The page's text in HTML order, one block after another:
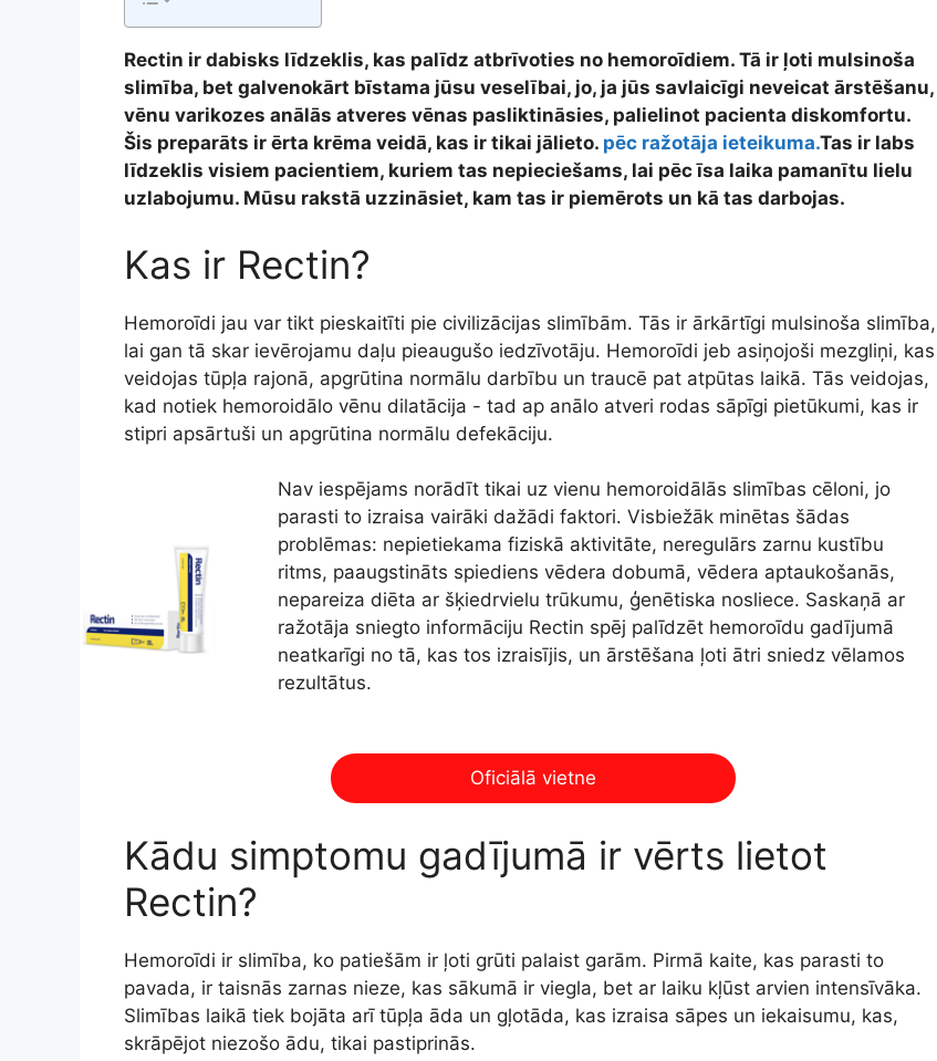
Rectin ir dabisks līdzeklis, kas palīdz atbrīvoties no hemoroīdiem. Tā ir ļoti mulsinoša
slimība, bet galvenokārt bīstama jūsu veselībai, jo, ja jūs savlaicīgi neveicat ārstēšanu,
vēnu varikozes anālās atveres vēnas pasliktināsies, palielinot pacienta diskomfortu.
Šis preparāts ir ērta krēma veidā, kas ir tikai jālieto. pēc ražotāja ieteikuma.Tas ir labs
līdzeklis visiem pacientiem, kuriem tas nepieciešams, lai pēc īsa laika pamanītu lielu
uzlabojumu. Mūsu rakstā uzzināsiet, kam tas ir piemērots un kā tas darbojas.
Kas ir Rectin?
Hemoroīdi jau var tikt pieskaitīti pie civilizācijas slimībām. Tās ir ārkārtīgi mulsinoša slimība,
lai gan tā skar ievērojamu daļu pieaugušo iedzīvotāju. Hemoroīdi jeb asiņojoši mezgliņi, kas
veidojas tūpļa rajonā, apgrūtina normālu darbību un traucē pat atpūtas laikā. Tās veidojas,
kad notiek hemoroidālo vēnu dilatācija - tad ap anālo atveri rodas sāpīgi pietūkumi, kas ir
stipri apsārtuši un apgrūtina normālu defekāciju.
Nav iespējams norādīt tikai uz vienu hemoroidālās slimības cēloni, jo
parasti to izraisa vairāki dažādi faktori. Visbiežāk minētas šādas
problēmas: nepietiekama fiziskā aktivitāte, neregulārs zarnu kustību
ritms, paaugstināts spiediens vēdera dobumā, vēdera aptaukošanās,
nepareiza diēta ar šķiedrvielu trūkumu, ģenētiska nosliece. Saskaņā ar
ražotāja sniegto informāciju Rectin spēj palīdzēt hemoroīdu gadījumā
neatkarīgi no tā, kas tos izraisījis, un ārstēšana ļoti ātri sniedz vēlamos
rezultātus.
Oficiālā vietne
Kādu simptomu gadījumā ir vērts lietot
Rectin?
Hemoroīdi ir slimība, ko patiešām ir ļoti grūti palaist garām. Pirmā kaite, kas parasti to
pavada, ir taisnās zarnas nieze, kas sākumā ir viegla, bet ar laiku kļūst arvien intensīvāka.
Slimības laikā tiek bojāta arī tūpļa āda un gļotāda, kas izraisa sāpes un iekaisumu, kas,
skrāpējot niezošo ādu, tikai pastiprinās.